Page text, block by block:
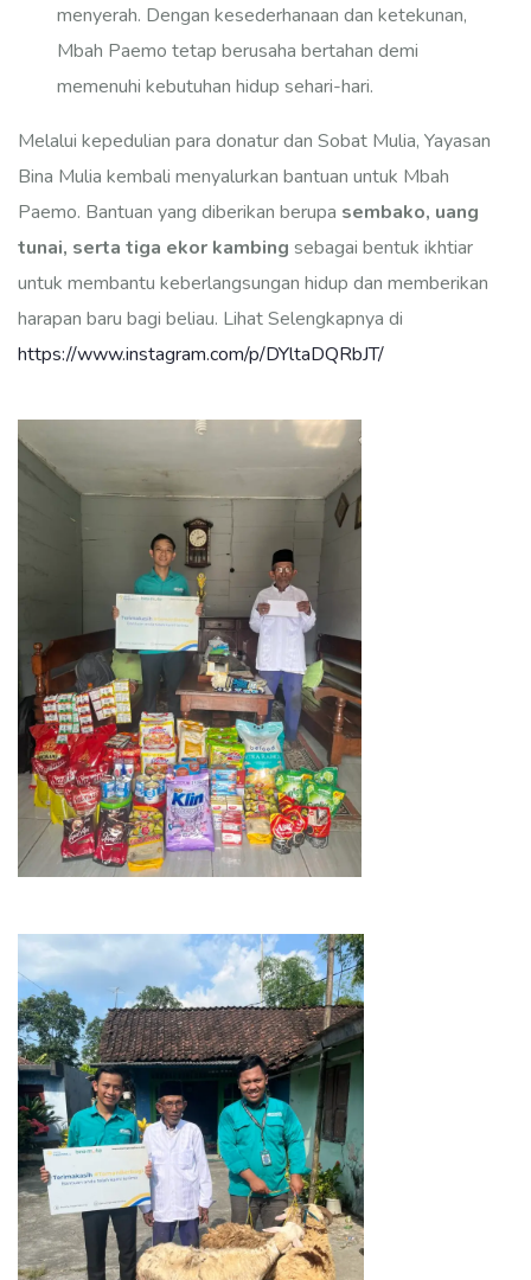
menyerah. Dengan kesederhanaan dan ketekunan,
Mbah Paemo tetap berusaha bertahan demi
memenuhi kebutuhan hidup sehari-hari.
Melalui kepedulian para donatur dan Sobat Mulia, Yayasan
Bina Mulia kembali menyalurkan bantuan untuk Mbah
Paemo. Bantuan yang diberikan berupa sembako, uang
tunai, serta tiga ekor kambing sebagai bentuk ikhtiar
untuk membantu keberlangsungan hidup dan memberikan
harapan baru bagi beliau. Lihat Selengkapnya di
https://www.instagram.com/p/DYltaDQRbJT/